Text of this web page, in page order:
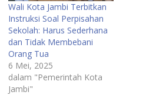
Wali Kota Jambi Terbitkan
Instruksi Soal Perpisahan
Sekolah: Harus Sederhana
dan Tidak Membebani
Orang Tua
6 Mei, 2025
dalam "Pemerintah Kota
Jambi"